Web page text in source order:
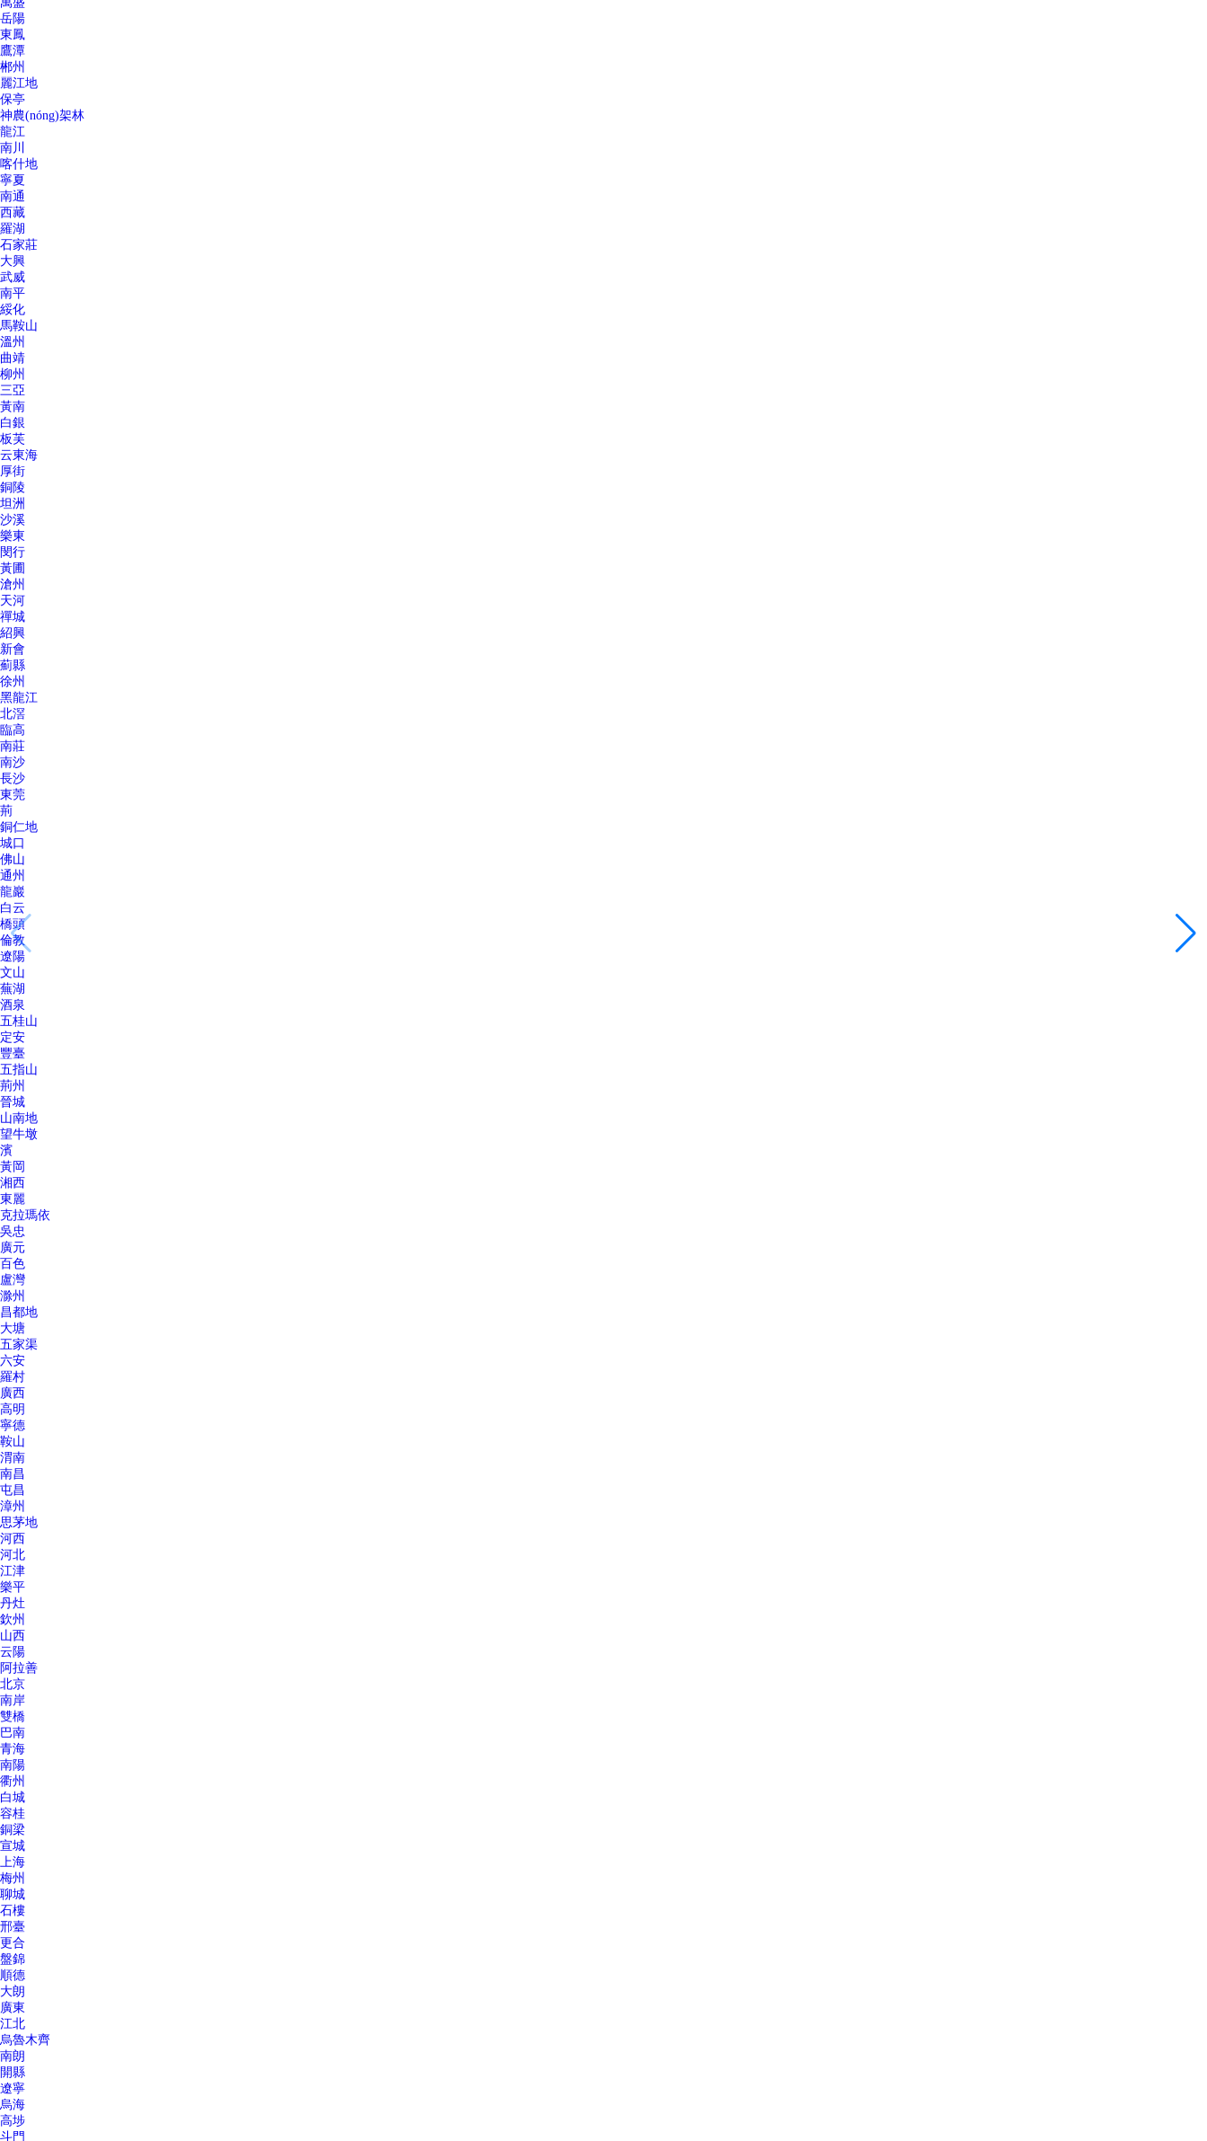
岳陽
東鳳
鷹潭
郴州
麗江地
保亭
神農(nóng)架林
龍江
南川
喀什地
寧夏
南通
西藏
羅湖
石家莊
大興
武威
南平
綏化
馬鞍山
溫州
曲靖
柳州
三亞
黃南
白銀
板芙
云東海
厚街
銅陵
坦洲
沙溪
樂東
閔行
黃圃
滄州
天河
禪城
紹興
新會
薊縣
徐州
黑龍江
北滘
臨高
南莊
南沙
長沙
東莞
荊
銅仁地
城口
佛山
通州
龍巖
白云
橋頭
倫教
遼陽
文山
蕪湖
酒泉
五桂山
定安
豐臺
五指山
荊州
晉城
山南地
望牛墩
濱
黃岡
湘西
東麗
克拉瑪依
吳忠
廣元
百色
盧灣
滁州
昌都地
大塘
五家渠
六安
羅村
廣西
高明
寧德
鞍山
渭南
南昌
屯昌
漳州
思茅地
河西
河北
江津
樂平
丹灶
欽州
山西
云陽
阿拉善
北京
南岸
雙橋
巴南
青海
南陽
衢州
白城
容桂
銅梁
宣城
上海
梅州
聊城
石樓
邢臺
更合
盤錦
順德
大朗
廣東
江北
烏魯木齊
南朗
開縣
遼寧
烏海
高埗
斗門